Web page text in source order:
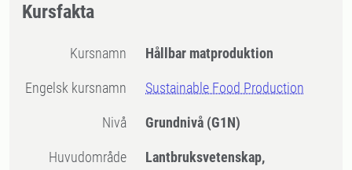
Kursfakta
Kursnamn Hållbar matproduktion
Engelsk kursnamn Sustainable Food Production
Nivå Grundnivå (G1N)
Huvudområde
Lantbruksvetenskap,